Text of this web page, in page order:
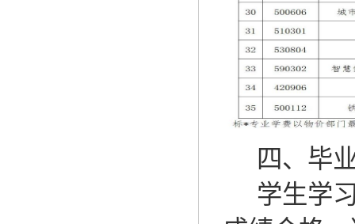
四、毕
学生学